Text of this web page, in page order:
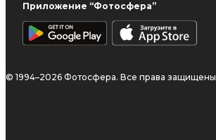
Приложение “Фотосфера”
© 1994–2026 Фотосфера. Все права защищены